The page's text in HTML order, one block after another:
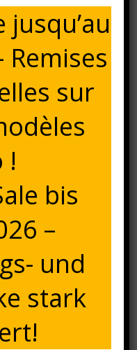
300,00€ Taxes comprises
100% viscose, verso
en dimensions
jusqu’au
Remises
sur
!
bis
–
und
stark